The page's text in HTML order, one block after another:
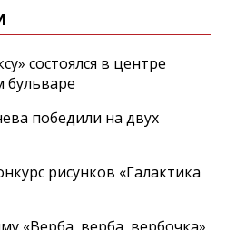
состоялся в центре
бульваре
победили на двух
рисунков «Галактика
«Верба, верба, вербочка»